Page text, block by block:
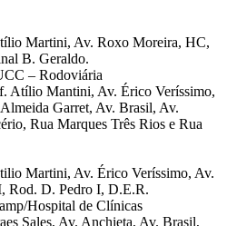
Martini, Av. Roxo Moreira, HC,
B. Geraldo.
– Rodoviária
Atílio Mantini, Av. Érico Veríssimo,
Garret, Av. Brasil, Av.
Rua Marques Três Rios e Rua
Martini, Av. Érico Veríssimo, Av.
Rod. D. Pedro I, D.E.R.
Hospital de Clínicas
Sales, Av. Anchieta, Av. Brasil,